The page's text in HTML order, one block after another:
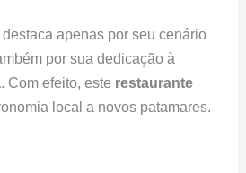
apenas por seu cenário
por sua dedicação à
. Com efeito, este restaurante
local a novos patamares.